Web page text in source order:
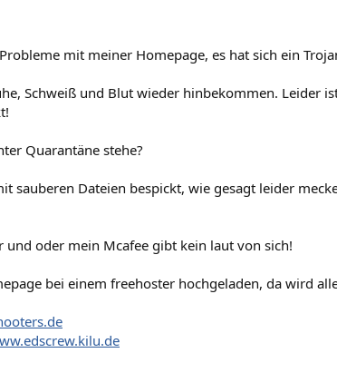
mit meiner Homepage, es hat sich ein
Schweiß und Blut wieder hinbekommen. Leider
Quarantäne stehe?
sauberen Dateien bespickt, wie gesagt leider
und oder mein Mcafee gibt kein laut von sich!
bei einem freehoster hochgeladen, da wird